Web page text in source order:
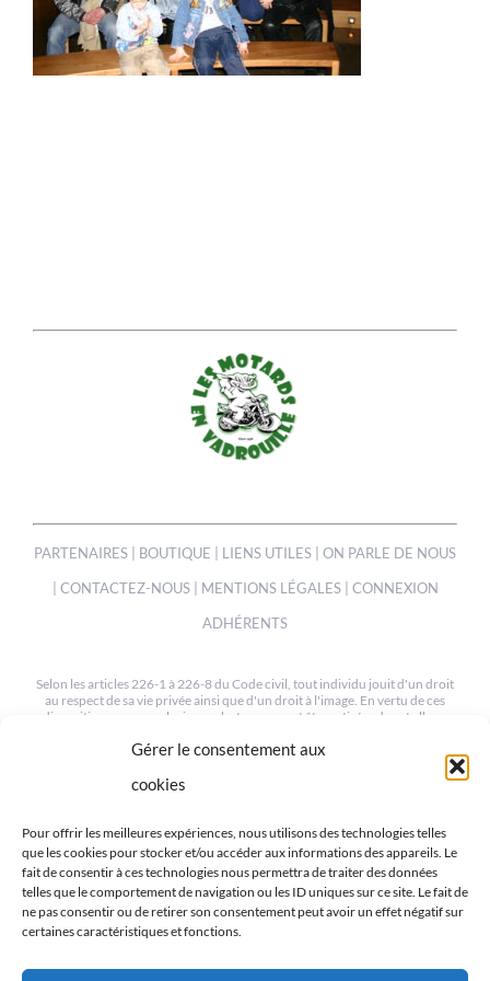
Gérer le consentement aux
cookies
Pour offrir les meilleures expériences, nous utilisons des technologies telles
que les cookies pour stocker et/ou accéder aux informations des appareils. Le
fait de consentir à ces technologies nous permettra de traiter des données
telles que le comportement de navigation ou les ID uniques sur ce site. Le fait de
ne pas consentir ou de retirer son consentement peut avoir un effet négatif sur
certaines caractéristiques et fonctions.
PARTENAIRES BOUTIQUE LIENS UTILES
ON PARLE DE NOUS
CONTACTEZ-NOUS| MENTIONS LÉGALES| CONNEXION
ADHÉRENTS
Selon les articles 226-1 à 226-8 du Code civil, tout individu jouit d'un droit
au respect de sa vie privée ainsi que d'un droit à l'image. En vertu de ces
dispositions, une ou plusieurs photos peuvent être retirées de cet album
mev.95@orange.fr